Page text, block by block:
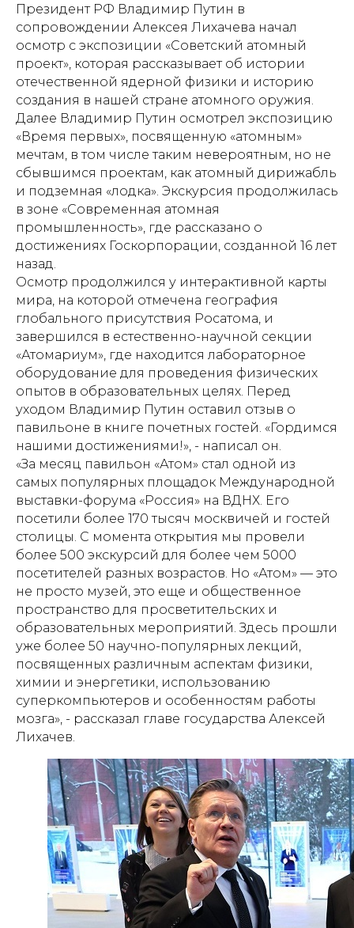
Президент РФ Владимир Путин в
сопровождении Алексея Лихачева начал
осмотр с экспозиции «Советский атомный
проект», которая рассказывает об истории
отечественной ядерной физики и историю
создания в нашей стране атомного оружия.
Далее Владимир Путин осмотрел экспозицию
«Время первых», посвященную «атомным»
мечтам, в том числе таким невероятным, но не
сбывшимся проектам, как атомный дирижабль
и подземная «лодка». Экскурсия продолжилась
в зоне «Современная атомная
промышленность», где рассказано о
достижениях Госкорпорации, созданной 16 лет
назад.
Осмотр продолжился у интерактивной карты
мира, на которой отмечена география
глобального присутствия Росатома, и
завершился в естественно-научной секции
«Атомариум», где находится лабораторное
оборудование для проведения физических
опытов в образовательных целях. Перед
уходом Владимир Путин оставил отзыв о
павильоне в книге почетных гостей. «Гордимся
нашими достижениями!», - написал он.
«За месяц павильон «Атом» стал одной из
самых популярных площадок Международной
выставки-форума «Россия» на ВДНХ. Его
посетили более 170 тысяч москвичей и гостей
столицы. С момента открытия мы провели
более 500 экскурсий для более чем 5000
посетителей разных возрастов. Но «Атом» — это
не просто музей, это еще и общественное
пространство для просветительских и
образовательных мероприятий. Здесь прошли
уже более 50 научно-популярных лекций,
посвященных различным аспектам физики,
химии и энергетики, использованию
суперкомпьютеров и особенностям работы
мозга», - рассказал главе государства Алексей
Лихачев.